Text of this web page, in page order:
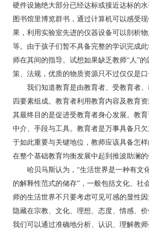
硬件设施绝大部分已经达标或接近达标的
图书馆里博览群书，通过计算机可以感受
果，利用实验室先进的仪器设备可以剖析
等。由于孩子们暂不具备完整的学识完成
师在其间的指导。试想如果缺乏教师“人”
策、法规，优质的物质资源只不过仅仅是口
我们知道教育是由教育者、受教育者、
四要素组成。教育者利用教育内容及教育资
其最终目的是促进受教育者身心发展。教
中介、手段与工具。教育者是万事具备只
于如此重要与关键地位，教师应该具备怎
在整个基础教育均衡发展中起到推波助澜的
哈贝马斯认为，“生活世界是一种有文
的解释性范式的储存”，一般包括文化、社
师的生活世界不只要考虑可见可感的显性
隐藏在宗教、文化、理想、态度、情感、价
我们可以通过准确地分析、认识、理解教